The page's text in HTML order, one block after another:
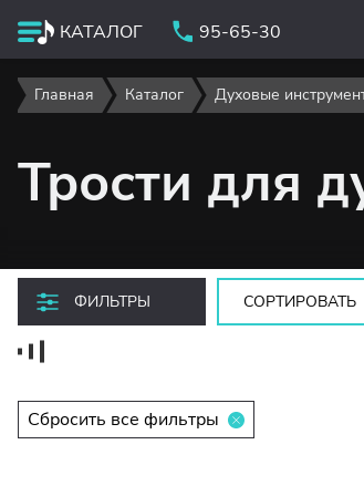
КАТАЛОГ 95-65-30
Главная Каталог Духовые
Трости для
ФИЛЬТРЫ
Сбросить все фильтры